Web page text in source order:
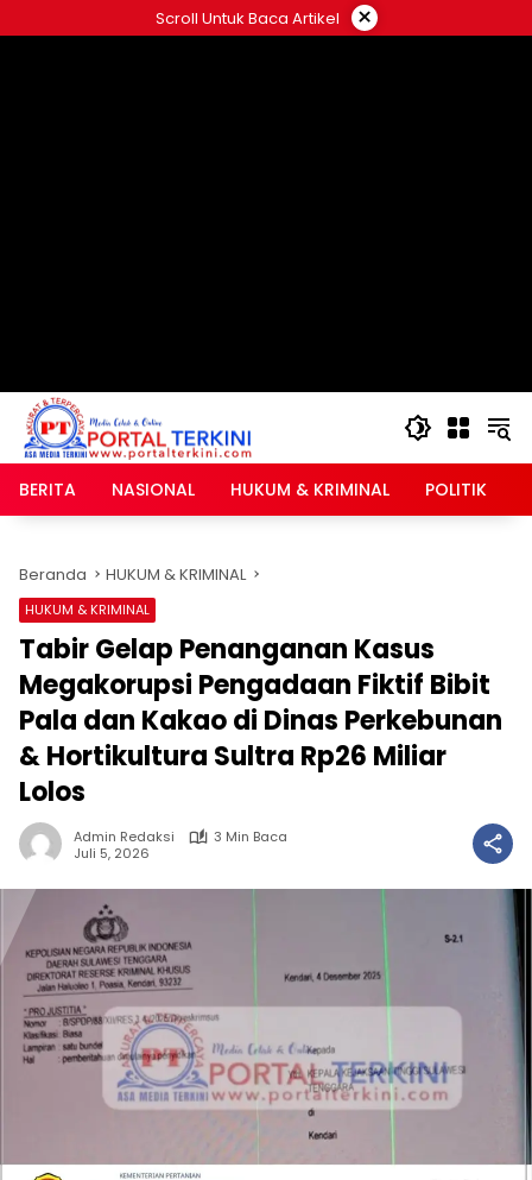
ke
Scroll Untuk Baca Artikel ×
BERITA NASIONAL HUKUM & KRIMINAL POLITIK
Beranda HUKUM & KRIMINAL
HUKUM & KRIMINAL
Tabir Gelap Penanganan Kasus
Megakorupsi Pengadaan Fiktif Bibit
Pala dan Kakao di Dinas Perkebunan
& Hortikultura Sultra Rp26 Miliar
Lolos
Admin Redaksi
3 Min Baca
Juli 5, 2026